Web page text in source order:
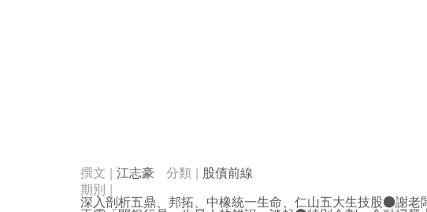
江志豪
股債前線
深入剖析五鼎、邦拓、中橡統一生命、仁山五大生技股●謝